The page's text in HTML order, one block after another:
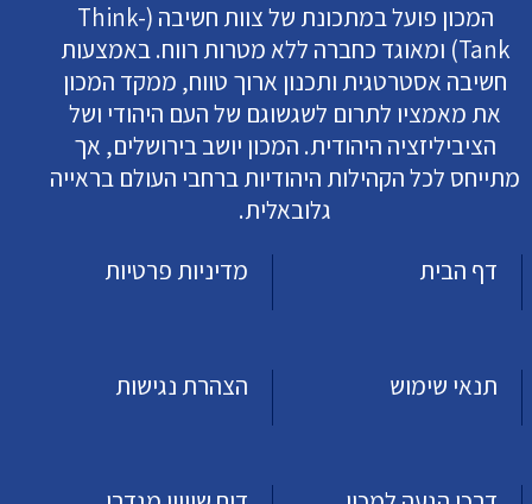
המכון פועל במתכונת של צוות חשיבה (Think-
Tank) ומאוגד כחברה ללא מטרות רווח. באמצעות
חשיבה אסטרטגית ותכנון ארוך טווח, ממקד המכון
את מאמציו לתרום לשגשוגם של העם היהודי ושל
הציביליזציה היהודית. המכון יושב בירושלים, אך
מתייחס לכל הקהילות היהודיות ברחבי העולם בראייה
גלובאלית.
דף הבית
מדיניות פרטיות
תנאי שימוש הצהרת נגישות